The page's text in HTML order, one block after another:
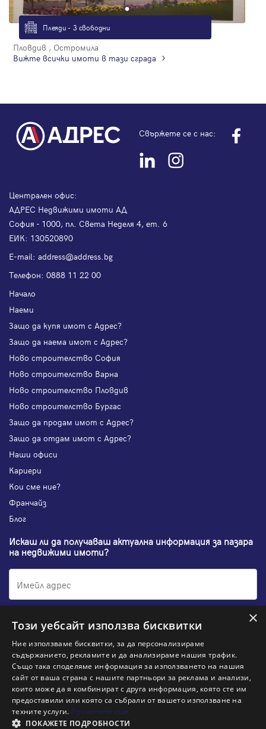
Плеяди - 3 свободни
Пловдив , Остромила
Вижте всички имоти в тази сграда
Свържете се с нас:
Централен офис:
АДРЕС Недвижими имоти АД
София - 1000, пл. Света Неделя 4, ет. 6
ЕИК: 130520890
Е-mail: address@address.bg
Телефон: 0888 11 22 00
Начало
Наеми
Защо да купя имот с Адрес?
Защо да наема имот с Адрес?
Ново строителство София
Ново строителство Варна
Ново строителство Пловдив
Ново строителство Бургас
Защо да продам имот с Адрес?
Защо да отдам имот с Адрес?
Наши офиси
Кариери
Кои сме ние?
Франчайз
Блог
Искаш ли да получаваш актуална информация за пазара
на недвижими имоти?
Абонирам се
НАЙ-ПОПУЛЯРНИ ТЪРСЕНИЯ:
Общи условия
Политика за "бисквитки"
Политики за поверителност
Информация по ЗЗЛПСПООИН
×
Този уебсайт използва бисквитки
Ние използваме бисквитки, за да персонализираме
съдържанието, рекламите и да анализираме нашия трафик.
Също така споделяме информация за използването на нашия
сайт от ваша страна с нашите партньори за реклама и анализи,
които може да я комбинират с друга информация, която сте им
предоставили или която са събрали от вашето използване на
техните услуги. Прочетете още
ПОКАЖЕТЕ ПОДРОБНОСТИ